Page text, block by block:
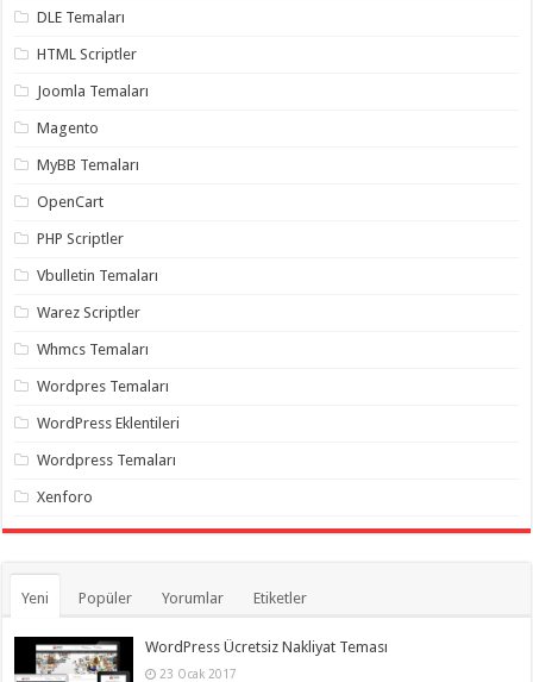
taşımacılık,
gaziantep
organizasyon
gaziantep
organizasyon,
gaziantep
organizasyon
gaziantep
gaziantep
gaziantep
gaziantep
twitter
hilesi ,
takipçi
instagram
hilesi ,
DLE Temaları
HTML Scriptler
Joomla Temaları
Magento
MyBB Temaları
OpenCart
PHP Scriptler
Vbulletin Temaları
Warez Scriptler
Whmcs Temaları
Wordpres Temaları
WordPress Eklentileri
Wordpress Temaları
Xenforo
Yeni Popüler Yorumlar Etiketler
WordPress Ücretsiz Nakliyat Teması
23 Ocak 2017